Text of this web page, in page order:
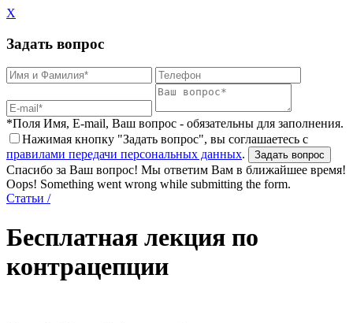
X
Задать вопрос
*Поля Имя, E-mail, Ваш вопрос - обязательны для заполнения.
Нажимая кнопку "Задать вопрос", вы соглашаетесь с
правилами передачи персональных данных.
Спасибо за Ваш вопрос! Мы ответим Вам в ближайшее время!
Oops! Something went wrong while submitting the form.
Статьи /
Бесплатная лекция по
контрацепции